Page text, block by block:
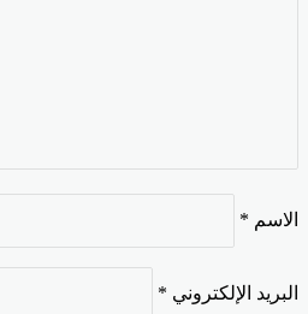
الاسم *
البريد الإلكتروني *